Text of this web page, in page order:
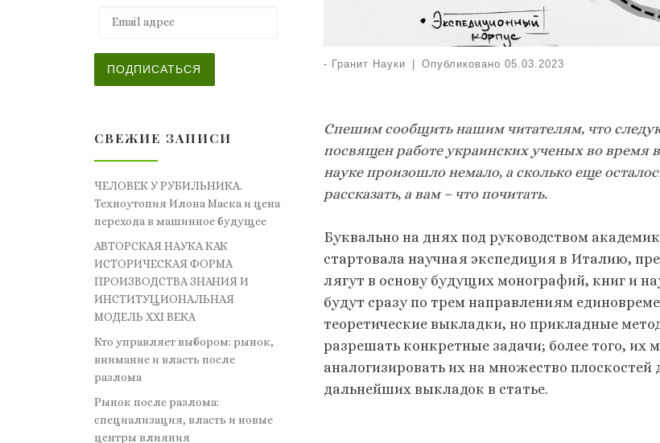
- Гранит Науки Опубликовано 05.03.2023
Спешим сообщить нашим читателям, что
посвящен работе украинских ученых во время
науке произошло немало, а сколько еще
рассказать, а вам – что почитать.
Буквально на днях под руководством
стартовала научная экспедиция в Италию,
лягут в основу будущих монографий, книг и
будут сразу по трем направлениям
теоретические выкладки, но прикладные
разрешать конкретные задачи; более того, их
аналогизировать их на множество
дальнейших выкладок в статье.
ПОДПИСАТЬСЯ
СВЕЖИЕ ЗАПИСИ
ЧЕЛОВЕК У РУБИЛЬНИКА.
Техноутопия Илона Маска и цена
перехода в машинное будущее
АВТОРСКАЯ НАУКА КАК
ИСТОРИЧЕСКАЯ ФОРМА
ПРОИЗВОДСТВА ЗНАНИЯ И
ИНСТИТУЦИОНАЛЬНАЯ
МОДЕЛЬ XXI ВЕКА
Кто управляет выбором: рынок,
внимание и власть после
разлома
Рынок после разлома:
специализация, власть и новые
центры влияния